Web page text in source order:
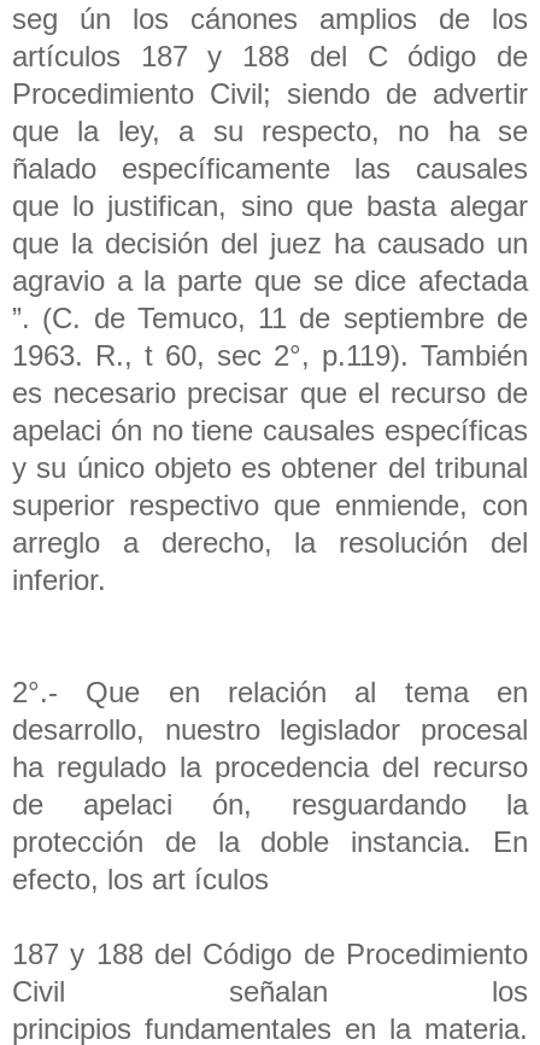
seg ún los cánones amplios de los
artículos 187 y 188 del C ódigo de
Procedimiento Civil; siendo de advertir
que la ley, a su respecto, no ha se
ñalado específicamente las causales
que lo justifican, sino que basta alegar
que la decisión del juez ha causado un
agravio a la parte que se dice afectada
”. (C. de Temuco, 11 de septiembre de
1963. R., t 60, sec 2°, p.119). También
es necesario precisar que el recurso de
apelaci ón no tiene causales específicas
y su único objeto es obtener del tribunal
superior respectivo que enmiende, con
arreglo a derecho, la resolución del
inferior.
2°.- Que en relación al tema en
desarrollo, nuestro legislador procesal
ha regulado la procedencia del recurso
de apelaci ón, resguardando la
protección de la doble instancia. En
efecto, los art ículos
187 y 188 del Código de Procedimiento
Civil señalan los
principios fundamentales en la materia.